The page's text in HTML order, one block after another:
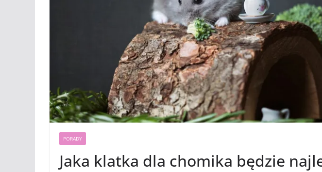
PORADY
Jaka klatka dla chomika będzie